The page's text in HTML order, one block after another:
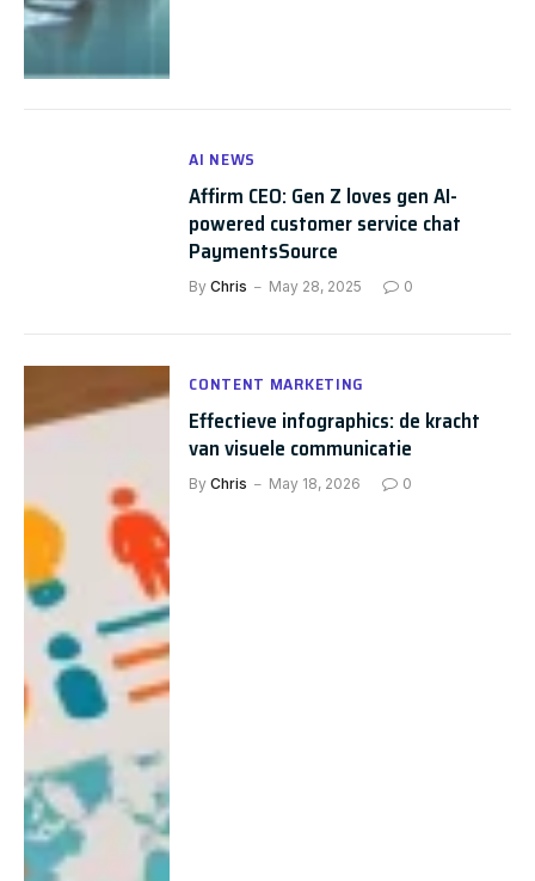
AI NEWS
Affirm CEO: Gen Z loves gen AI-
powered customer service chat
PaymentsSource
By Chris May 28, 2025 0
CONTENT MARKETING
Effectieve infographics: de kracht
van visuele communicatie
By Chris May 18, 2026 0